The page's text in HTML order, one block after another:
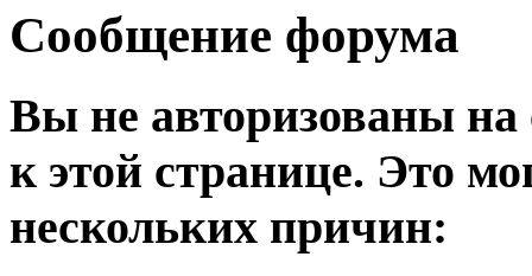
Сообщение форума
Вы не авторизованы на
к этой странице. Это
нескольких причин: